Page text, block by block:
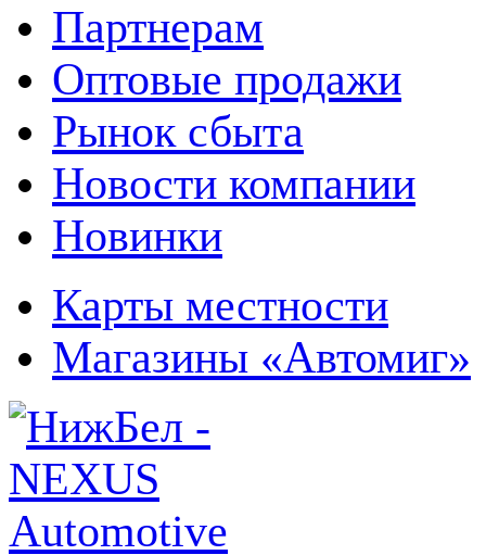
Партнерам
Оптовые продажи
Рынок сбыта
Новости компании
Новинки
Карты местности
Магазины «Автомиг»